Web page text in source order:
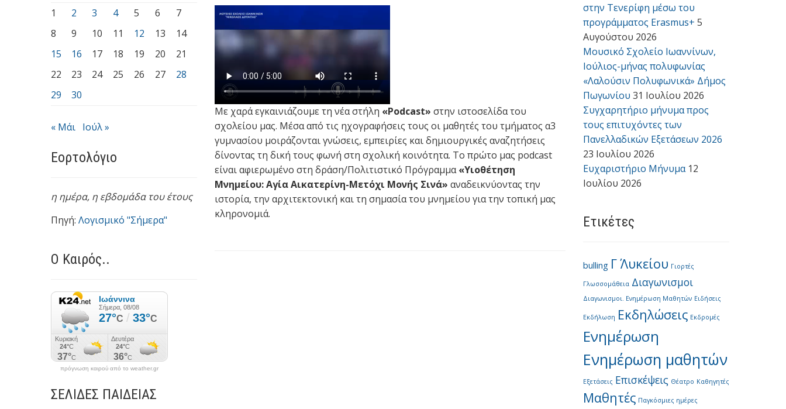
1
2 3 4 5 6
7
8
9 10 11 12 13
14
15
16 17 18 19 20
21
22
23 24 25 26 27
28
29
30
« Μάι Ιούλ »
Εορτολόγιο
η ημέρα, η εβδομάδα του έτους
Πηγή: Λογισμικό "Σήμερα"
Ο Καιρός..
πρόγνωση καιρού από το weather.gr
ΣΕΛΙΔΕΣ ΠΑΙΔΕΙΑΣ
Με χαρά εγκαινιάζουμε τη νέα στήλη «Podcast» στην ιστοσελίδα του
σχολείου μας. Μέσα από τις ηχογραφήσεις τους οι μαθητές του τμήματος α3
γυμνασίου μοιράζονται γνώσεις, εμπειρίες και δημιουργικές αναζητήσεις
δίνοντας τη δική τους φωνή στη σχολική κοινότητα. Το πρώτο μας podcast
είναι αφιερωμένο στη δράση/Πολιτιστικό Πρόγραμμα«Υιοθέτηση
Μνημείου: Αγία Αικατερίνη-Μετόχι Μονής Σινά» αναδεικνύοντας την
ιστορία, την αρχιτεκτονική και τη σημασία του μνημείου για την τοπική μας
κληρονομιά.
στην Τενερίφη μέσω του
προγράμματος Erasmus+ 5
Αυγούστου 2026
Μουσικό Σχολείο Ιωαννίνων,
Ιούλιος-μήνας πολυφωνίας
«Λαλούσιν Πολυφωνικά» Δήμος
Πωγωνίου 31 Ιουλίου 2026
Συγχαρητήριο μήνυμα προς
τους επιτυχόντες των
Πανελλαδικών Εξετάσεων 2026
23 Ιουλίου 2026
Ευχαριστήριο Μήνυμα 12
Ιουλίου 2026
Ετικέτες
bulling Γ΄ Λυκείου Γιορτές
Γλωσσομάθεια Διαγωνισμοι
Διαγωνισμοι. Ενημέρωση Μαθητών Ειδήσεις
Εκδήλωση Εκδηλώσεις Εκδρομές
Ενημέρωση
Ενημέρωση μαθητών
Εξετάσεις Επισκέψεις Θέατρο Καθηγητές
Μαθητές Παγκόσμιες ημέρες